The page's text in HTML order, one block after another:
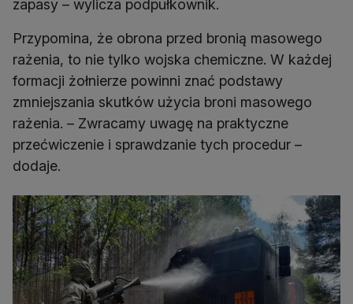
Przypomina, że obrona przed bronią masowego
rażenia, to nie tylko wojska chemiczne. W każdej
formacji żołnierze powinni znać podstawy
zmniejszania skutków użycia broni masowego
rażenia. – Zwracamy uwagę na praktyczne
przećwiczenie i sprawdzanie tych procedur –
dodaje.